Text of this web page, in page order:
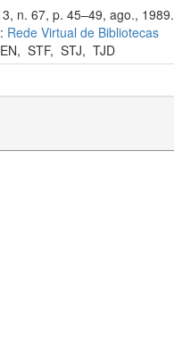
n. 67, p. 45–49, ago., 1989.
Rede Virtual de Bibliotecas
, STF, STJ, TJD